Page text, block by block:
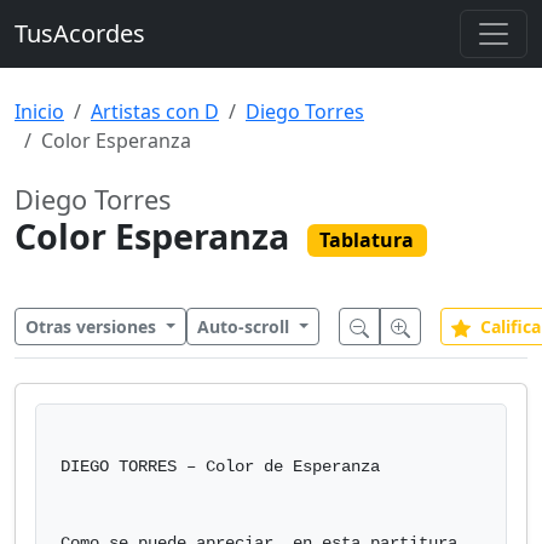
TusAcordes
Inicio Artistas con D
Diego Torres
Color Esperanza
Diego Torres
Color Esperanza Tablatura
Otras versiones Auto-scroll
DIEGO TORRES – Color de Esperanza